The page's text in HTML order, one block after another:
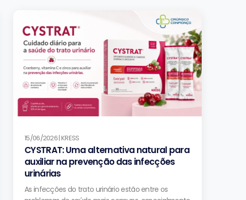
15/06/2026 | KRESS
CYSTRAT: Uma alternativa natural para
auxiliar na prevenção das infecções
urinárias
As infecções do trato urinário estão entre os